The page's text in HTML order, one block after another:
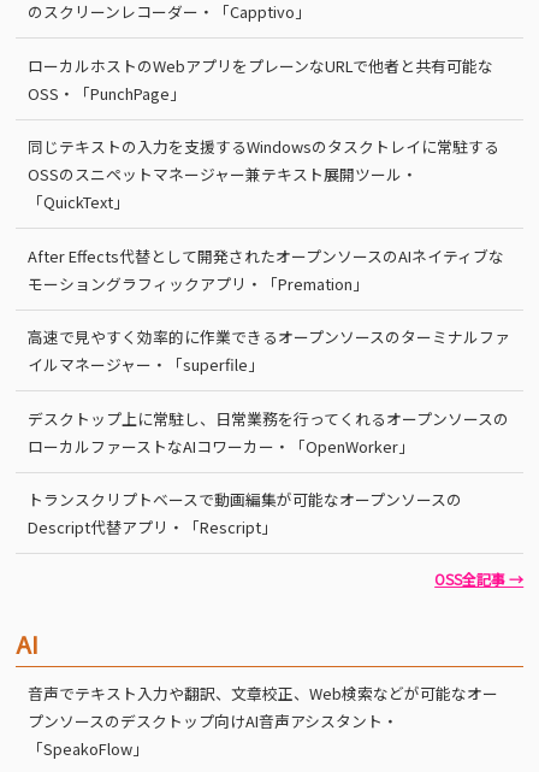
のスクリーンレコーダー・「Capptivo」
ローカルホストのWebアプリをプレーンなURLで他者と共有可能な
OSS・「PunchPage」
同じテキストの入力を支援するWindowsのタスクトレイに常駐する
OSSのスニペットマネージャー兼テキスト展開ツール・
「QuickText」
After Effects代替として開発されたオープンソースのAIネイティブな
モーショングラフィックアプリ・「Premation」
高速で見やすく効率的に作業できるオープンソースのターミナルファ
イルマネージャー・「superfile」
デスクトップ上に常駐し、日常業務を行ってくれるオープンソースの
ローカルファーストなAIコワーカー・「OpenWorker」
トランスクリプトベースで動画編集が可能なオープンソースの
Descript代替アプリ・「Rescript」
OSS全記事 →
AI
音声でテキスト入力や翻訳、文章校正、Web検索などが可能なオー
プンソースのデスクトップ向けAI音声アシスタント・
「SpeakoFlow」